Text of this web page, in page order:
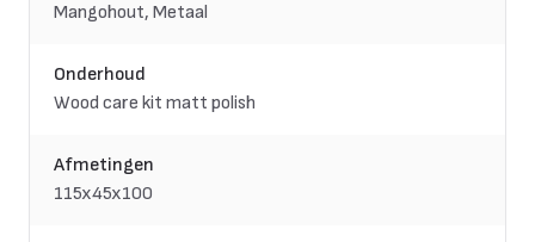
Mangohout, Metaal
Onderhoud
Wood care kit matt polish
Afmetingen
115x45x100